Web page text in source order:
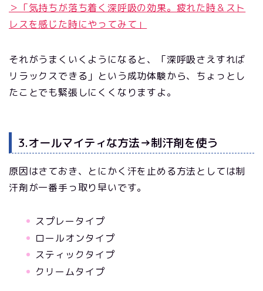
＞「気持ちが落ち着く深呼吸の効果。疲れた時＆スト
レスを感じた時にやってみて」
それがうまくいくようになると、「深呼吸さえすれば
リラックスできる」という成功体験から、ちょっとし
たことでも緊張しにくくなりますよ。
3.オールマイティな方法→制汗剤を使う
原因はさておき、とにかく汗を止める方法としては制
汗剤が一番手っ取り早いです。
スプレータイプ
ロールオンタイプ
スティックタイプ
クリームタイプ